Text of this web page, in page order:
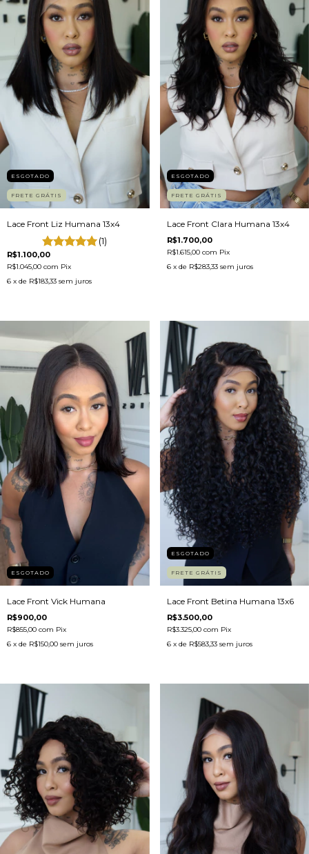
ESGOTADO
FRETE GRÁTIS
Lace Front Liz Humana 13x4
(1)
R$1.100,00
R$1.045,00 com Pix
6 x de R$183,33 sem juros
ESGOTADO
FRETE GRÁTIS
Lace Front Clara Humana 13x4
R$1.700,00
R$1.615,00 com Pix
6 x de R$283,33 sem juros
ESGOTADO
Lace Front Vick Humana
R$900,00
R$855,00 com Pix
6 x de R$150,00 sem juros
ESGOTADO
FRETE GRÁTIS
Lace Front Betina Humana 13x6
R$3.500,00
R$3.325,00 com Pix
6 x de R$583,33 sem juros